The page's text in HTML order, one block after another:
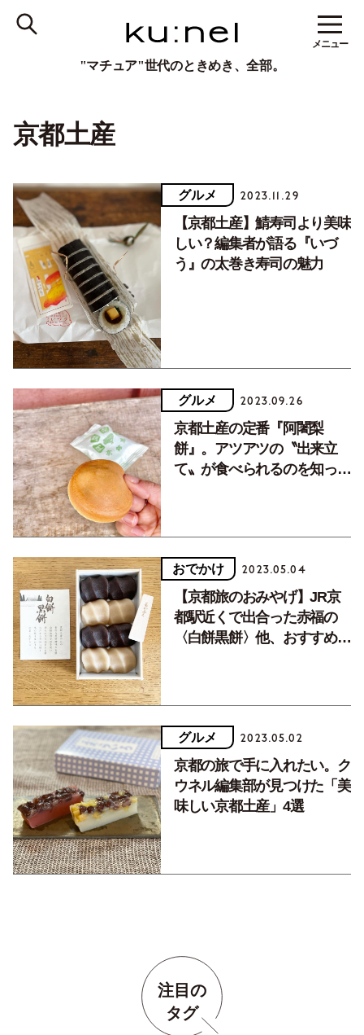
"マチュア"世代のときめき、全部。
メニュー
京都土産
グルメ 2023.11.29
【京都土産】鯖寿司より美味
しい？編集者が語る『いづ
う』の太巻き寿司の魅力
グルメ 2023.09.26
京都土産の定番『阿闍梨
餅』。アツアツの〝出来立
て〟が食べられるのを知って
おでかけ 2023.05.04
【京都旅のおみやげ】JR京
都駅近くで出合った赤福の
〈白餅黒餅〉他、おすすめ3
グルメ 2023.05.02
京都の旅で手に入れたい。ク
ウネル編集部が見つけた「美
味しい京都土産」4選
注目の
タグ